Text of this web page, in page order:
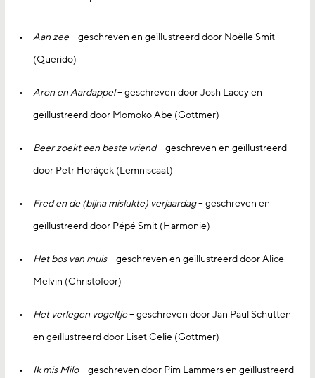
Aan zee– geschreven en geïllustreerd door Noëlle Smit
(Querido)
Aron en Aardappel– geschreven door Josh Lacey en
geïllustreerd door Momoko Abe (Gottmer)
Beer zoekt een beste vriend– geschreven en geïllustreerd
door Petr Horáçek (Lemniscaat)
Fred en de (bijna mislukte) verjaardag– geschreven en
geïllustreerd door Pépé Smit (Harmonie)
Het bos van muis– geschreven en geïllustreerd door Alice
Melvin (Christofoor)
Het verlegen vogeltje– geschreven door Jan Paul Schutten
en geïllustreerd door Liset Celie (Gottmer)
Ik mis Milo– geschreven door Pim Lammers en geïllustreerd